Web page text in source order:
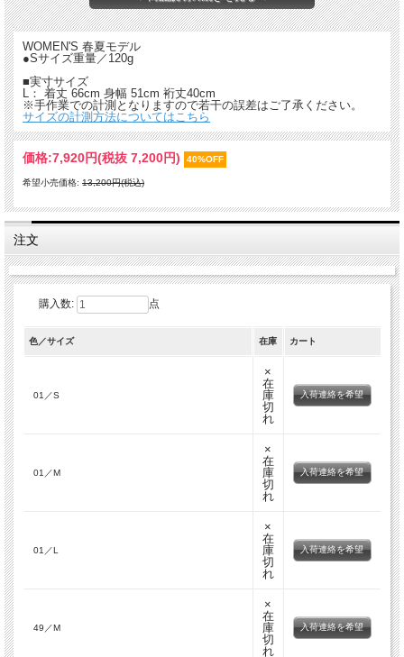
WOMEN'S 春夏モデル
●Sサイズ重量／120g
■実寸サイズ
L： 着丈 66cm 身幅 51cm 裄丈40cm
※手作業での計測となりますので若干の誤差はご了承ください。
サイズの計測方法についてはこちら
価格:7,920円(税抜 7,200円) 40%OFF
希望小売価格: 13,200円(税込)
注文
購入数: 点
色／サイズ 在庫 カート
01／S
×
在
庫
切
れ
入荷連絡を希望
01／M
×
在
庫
切
れ
入荷連絡を希望
01／L
×
在
庫
切
れ
入荷連絡を希望
49／M
×
在
庫
切
れ
入荷連絡を希望